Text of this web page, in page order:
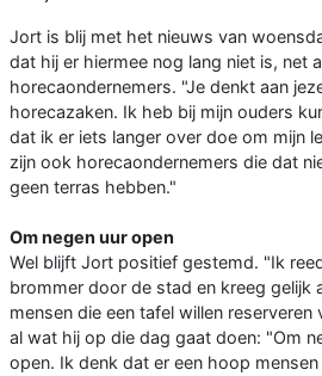
Jort is blij met het nieuws van
dat hij er hiermee nog lang niet is, net
horecaondernemers. "Je denkt aan
horecazaken. Ik heb bij mijn ouders
dat ik er iets langer over doe om mijn
zijn ook horecaondernemers die dat
geen terras hebben."
Om negen uur open
Wel blijft Jort positief gestemd. "Ik
brommer door de stad en kreeg gelijk
mensen die een tafel willen reserveren
al wat hij op die dag gaat doen: "Om
open. Ik denk dat er een hoop